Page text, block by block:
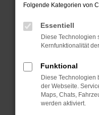
Prüfe deine
Manche
verhindern.
Fenster?
Starte dein
Das kann
Probleme zu
Folgende Kategorien von
Essentiell
Diese Technologien
Kernfunktionalität
Funktional
Diese Technologien
der Webseite.
Maps, Chats,
werden aktiviert.